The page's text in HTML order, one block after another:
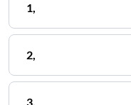
1,
2,
3,